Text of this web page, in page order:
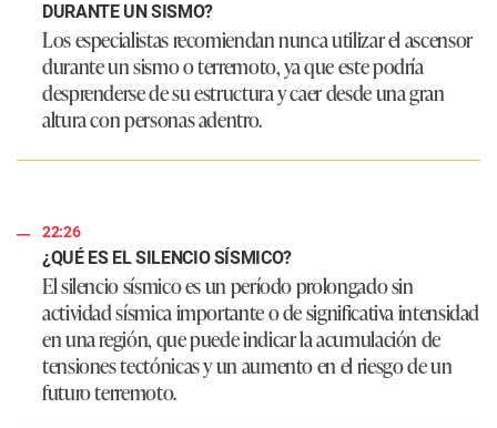
DURANTE UN SISMO?
Los especialistas recomiendan nunca utilizar el ascensor
durante un sismo o terremoto, ya que este podría
desprenderse de su estructura y caer desde una gran
altura con personas adentro.
22:26
¿QUÉ ES EL SILENCIO SÍSMICO?
El silencio sísmico es un período prolongado sin
actividad sísmica importante o de significativa intensidad
en una región, que puede indicar la acumulación de
tensiones tectónicas y un aumento en el riesgo de un
futuro terremoto.